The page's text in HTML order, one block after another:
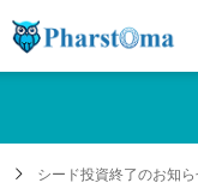
シード投資終了のお知